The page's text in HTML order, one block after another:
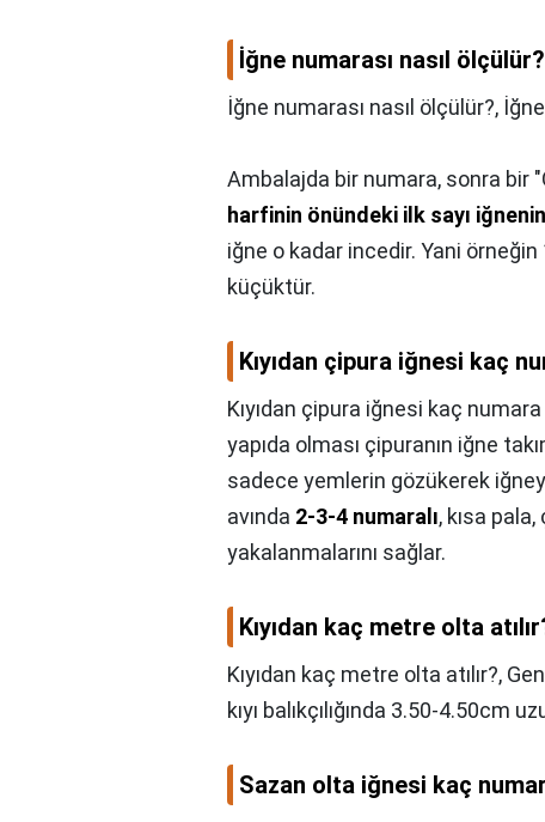
İğne numarası nasıl ölçülür?
İğne numarası nasıl ölçülür?,
Ambalajda bir numara, sonra bir
harfinin önündeki ilk sayı
iğne o kadar incedir. Yani
küçüktür.
Kıyıdan çipura iğnesi kaç
Kıyıdan çipura iğnesi kaç numara
yapıda olması çipuranın iğne
sadece yemlerin gözükerek
avında 2-3-4 numaralı, kısa
yakalanmalarını sağlar.
Kıyıdan kaç metre olta
Kıyıdan kaç metre olta atılır?,
kıyı balıkçılığında 3.50-4.50cm
Sazan olta iğnesi kaç